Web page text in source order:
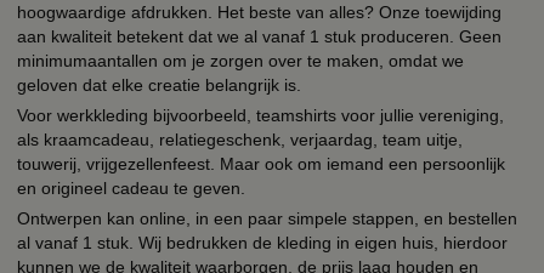
hoogwaardige afdrukken. Het beste van alles? Onze toewijding
aan kwaliteit betekent dat we al vanaf 1 stuk produceren. Geen
minimumaantallen om je zorgen over te maken, omdat we
geloven dat elke creatie belangrijk is.
Voor werkkleding bijvoorbeeld, teamshirts voor jullie vereniging,
als kraamcadeau, relatiegeschenk, verjaardag, team uitje,
touwerij, vrijgezellenfeest. Maar ook om iemand een persoonlijk
en origineel cadeau te geven.
Ontwerpen kan online, in een paar simpele stappen, en bestellen
al vanaf 1 stuk. Wij bedrukken de kleding in eigen huis, hierdoor
kunnen we de kwaliteit waarborgen, de prijs laag houden en